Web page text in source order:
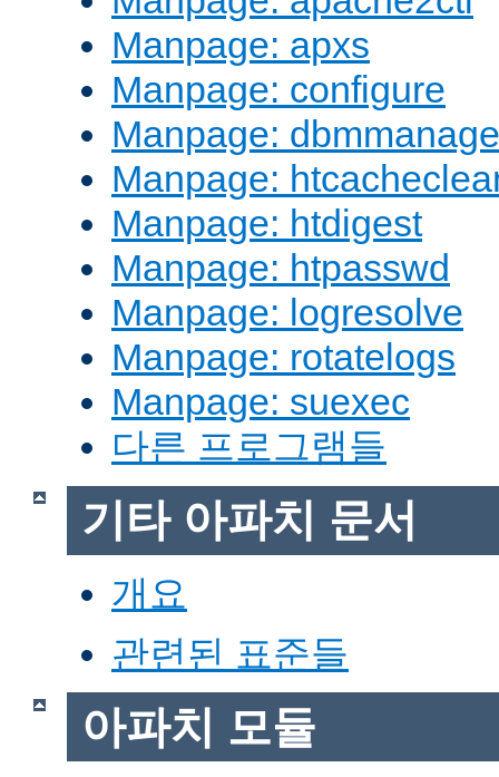
Manpage: apxs
Manpage: configure
Manpage: dbmmanage
Manpage:
Manpage: htdigest
Manpage: htpasswd
Manpage: logresolve
Manpage: rotatelogs
Manpage: suexec
다른 프로그램들
기타 아파치 문서
개요
관련된 표준들
아파치 모듈